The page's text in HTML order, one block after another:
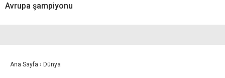
Avrupa şampiyonu
Ana Sayfa › Dünya